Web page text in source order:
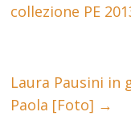
collezione PE
Laura Pausini in
Paola [Foto] →